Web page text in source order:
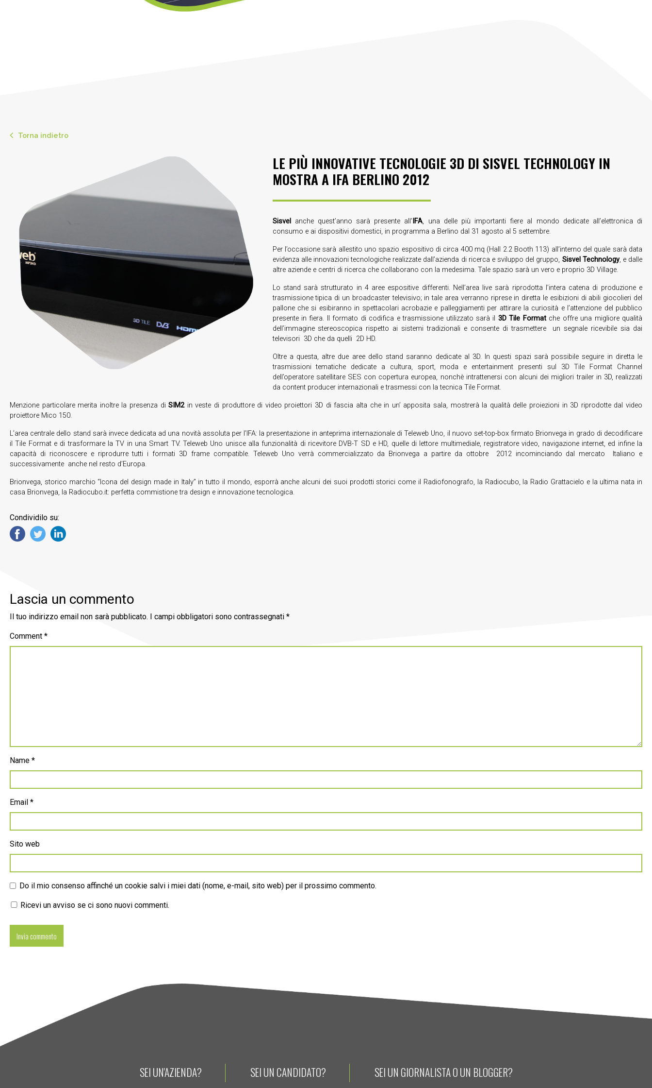
Torna indietro
LE PIÙ INNOVATIVE TECNOLOGIE 3D DI SISVEL TECHNOLOGY IN
MOSTRA A IFA BERLINO 2012
Sisvel anche quest’anno sarà presente all’ IFA, una delle più importanti fiere al mondo dedicate all’elettronica di
consumo e ai dispositivi domestici, in programma a Berlino dal 31 agosto al 5 settembre.
Per l’occasione sarà allestito uno spazio espositivo di circa 400 mq (Hall 2.2 Booth 113) all’interno del quale sarà data
evidenza alle innovazioni tecnologiche realizzate dall’azienda di ricerca e sviluppo del gruppo, Sisvel Technology, e dalle
altre aziende e centri di ricerca che collaborano con la medesima. Tale spazio sarà un vero e proprio 3D Village.
Lo stand sarà strutturato in 4 aree espositive differenti. Nell’area live sarà riprodotta l’intera catena di produzione e
trasmissione tipica di un broadcaster televisivo; in tale area verranno riprese in diretta le esibizioni di abili giocolieri del
pallone che si esibiranno in spettacolari acrobazie e palleggiamenti per attirare la curiosità e l’attenzione del pubblico
presente in fiera. Il formato di codifica e trasmissione utilizzato sarà il 3D Tile Formatche offre una migliore qualità
dell’immagine stereoscopica rispetto ai sistemi tradizionali e consente di trasmettere un segnale ricevibile sia dai
televisori 3D che da quelli 2D HD.
Oltre a questa, altre due aree dello stand saranno dedicate al 3D. In questi spazi sarà possibile seguire in diretta le
trasmissioni tematiche dedicate a cultura, sport, moda e entertainment presenti sul 3D Tile Format Channel
dell’operatore satellitare SES con copertura europea, nonchè intrattenersi con alcuni dei migliori trailer in 3D, realizzati
da content producer internazionali e trasmessi con la tecnica Tile Format.
Menzione particolare merita inoltre la presenza diSIM2in veste di produttore di video proiettori 3D di fascia alta che in un’ apposita sala, mostrerà la qualità delle proiezioni in 3D riprodotte dal video
proiettore Mico 150.
L’area centrale dello stand sarà invece dedicata ad una novità assoluta per l’IFA: la presentazione in anteprima internazionale di Teleweb Uno, il nuovo set-top-box firmato Brionvega in grado di decodificare
il Tile Format e di trasformare la TV in una Smart TV. Teleweb Uno unisce alla funzionalità di ricevitore DVB-T SD e HD, quelle di lettore multimediale, registratore video, navigazione internet, ed infine la
capacità di riconoscere e riprodurre tutti i formati 3D frame compatible. Teleweb Uno verrà commercializzato da Brionvega a partire da ottobre 2012 incominciando dal mercato Italiano e
successivamente anche nel resto d’Europa.
Brionvega, storico marchio “Icona del design made in Italy” in tutto il mondo, esporrà anche alcuni dei suoi prodotti storici come il Radiofonografo, la Radiocubo, la Radio Grattacielo e la ultima nata in
casa Brionvega, la Radiocubo.it: perfetta commistione tra design e innovazione tecnologica.
Condividilo su:
Lascia un commento
Il tuo indirizzo email non sarà pubblicato. I campi obbligatori sono contrassegnati *
Comment *
Name *
Email *
Sito web
Do il mio consenso affinché un cookie salvi i miei dati (nome, e-mail, sito web) per il prossimo commento.
Ricevi un avviso se ci sono nuovi commenti.
SEI UN'AZIENDA? SEI UN CANDIDATO? SEI UN GIORNALISTA O UN BLOGGER?